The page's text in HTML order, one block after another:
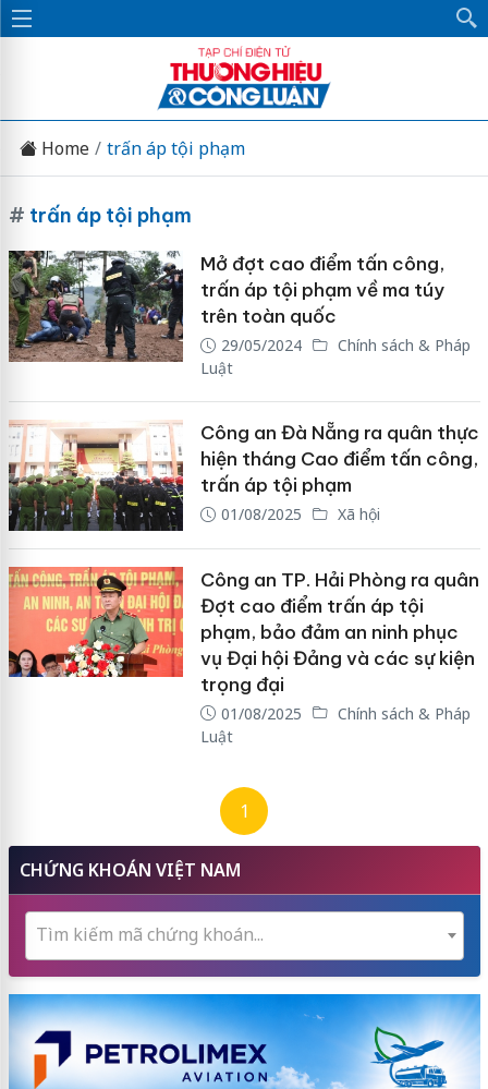
Home trấn áp tội phạm
# trấn áp tội phạm
Mở đợt cao điểm tấn công,
trấn áp tội phạm về ma túy
trên toàn quốc
29/05/2024
Chính sách & Pháp
Luật
Công an Đà Nẵng ra quân thực
hiện tháng Cao điểm tấn công,
trấn áp tội phạm
01/08/2025 Xã hội
Công an TP. Hải Phòng ra quân
Đợt cao điểm trấn áp tội
phạm, bảo đảm an ninh phục
vụ Đại hội Đảng và các sự kiện
trọng đại
01/08/2025
Chính sách & Pháp
Luật
1
CHỨNG KHOÁN VIỆT NAM
Tìm kiếm mã chứng khoán...